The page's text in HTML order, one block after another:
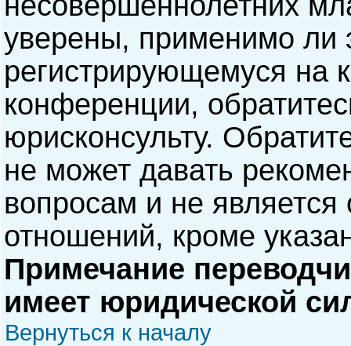
уверены, применимо ли
регистрирующемуся на
конференции,
юрисконсульту.
не может давать
вопросам и не
отношений, кроме
Примечание
имеет юридической
Вернуться к началу